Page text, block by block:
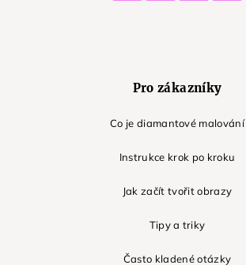
Pro zákazníky
Co je diamantové malování
Instrukce krok po kroku
Jak začít tvořit obrazy
Tipy a triky
Často kladené otázky